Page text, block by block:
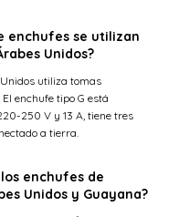
enchufes se utilizan
Unidos?
utiliza tomas
enchufe tipo G está
250 V y 13 A, tiene tres
a tierra.
enchufes de
Unidos y Guayana?